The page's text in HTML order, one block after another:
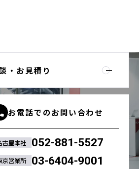
・お見積り
お電話でのお問い合わせ
古屋本社 052-881-5527
京営業所 03-6404-9001